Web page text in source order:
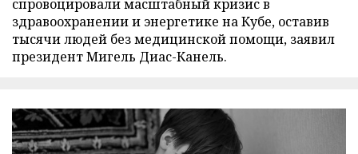
спровоцировали масштабный кризис в
здравоохранении и энергетике на Кубе, оставив
тысячи людей без медицинской помощи, заявил
президент Мигель Диас-Канель.